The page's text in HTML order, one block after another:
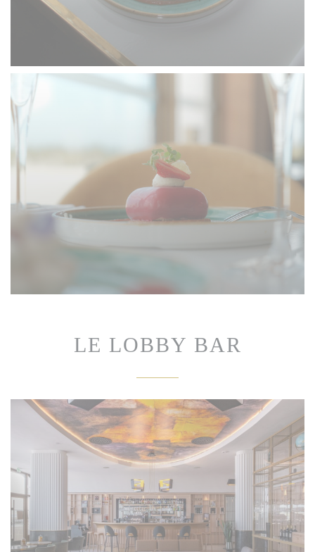
LE LOBBY BAR